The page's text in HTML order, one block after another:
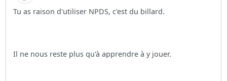
Tu as raison d'utiliser NPDS, c'est du billard.
Il ne nous reste plus qu'à apprendre à y jouer.